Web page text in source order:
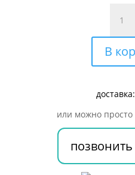
товара
пор.
д/
В
доставка:
или можно просто
позвонить